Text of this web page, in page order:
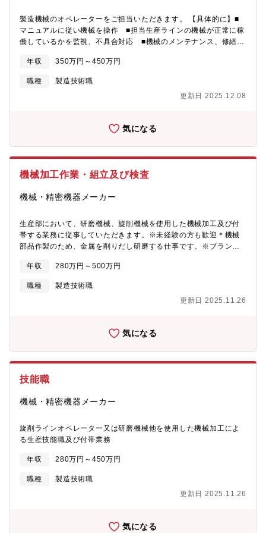
製造機械のオペレーターをご担当いただきます。 【具体的に】■
マニュアルに従い機械を操作 ■担当生産ラインの機械が正常に稼
働しているかを監視、不具合対応 ■機械のメンテナンス、修繕
くりに直接携われます。最先端の製造技術を習得し、高精度なモ
ノづくりで社会貢献できる、やりがいのある職場です。安定した
環境で技術を磨き、成長できます。
年収 350万円～450万円
職種
製造技術職
更新日 2025.12.08
気になる
機械加工作業・組立及び検査
機械・精密機器メーカー
生産部において、研磨機械、旋削機械を使用した機械加工及び付
帯する業務に従事していただきます。※未経験の方も歓迎＊機械
部品作製のため、金属を削りだし研磨する仕事です。※ブランク
ご応募ください。
年収 280万円～500万円
職種
製造技術職
更新日 2025.11.26
気になる
技能職
機械・精密機器メーカー
旋削ラインオペレーター又は研磨機械他を使用した機械加工によ
る生産技能職及び付帯業務
年収 280万円～450万円
職種
製造技術職
更新日 2025.11.26
気になる